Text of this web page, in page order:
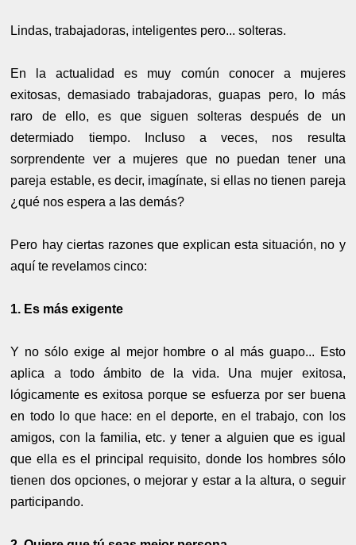
Lindas, trabajadoras, inteligentes pero... solteras.
En la actualidad es muy común conocer a mujeres
exitosas, demasiado trabajadoras, guapas pero, lo más
raro de ello, es que siguen solteras después de un
determiado tiempo. Incluso a veces, nos resulta
sorprendente ver a mujeres que no puedan tener una
pareja estable, es decir, imagínate, si ellas no tienen pareja
¿qué nos espera a las demás?
Pero hay ciertas razones que explican esta situación, no y
aquí te revelamos cinco:
1. Es más exigente
Y no sólo exige al mejor hombre o al más guapo... Esto
aplica a todo ámbito de la vida. Una mujer exitosa,
lógicamente es exitosa porque se esfuerza por ser buena
en todo lo que hace: en el deporte, en el trabajo, con los
amigos, con la familia, etc. y tener a alguien que es igual
que ella es el principal requisito, donde los hombres sólo
tienen dos opciones, o mejorar y estar a la altura, o seguir
participando.